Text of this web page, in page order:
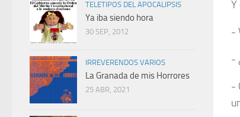
Y
-
-
-
TELETIPOS DEL APOCALIPSIS
Ya iba siendo hora
30 SEP, 2012
IRREVERENDOS VARIOS
La Granada de mis Horrores
25 ABR, 2021